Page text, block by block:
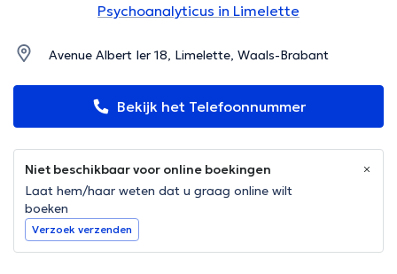
Psychoanalyticus in Limelette
Avenue Albert Ier 18, Limelette, Waals-Brabant
Bekijk het Telefoonnummer
Niet beschikbaar voor online boekingen
Laat hem/haar weten dat u graag online wilt
boeken
Verzoek verzenden